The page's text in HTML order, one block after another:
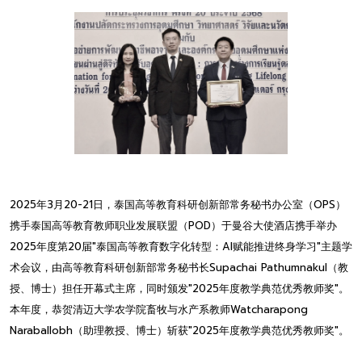
2025年3月20-21日，泰国高等教育科研创新部常务秘书办公室（OPS）
携手泰国高等教育教师职业发展联盟（POD）于曼谷大使酒店携手举办
2025年度第20届"泰国高等教育数字化转型：AI赋能推进终身学习"主题学
术会议，由高等教育科研创新部常务秘书长Supachai Pathumnakul（教
授、博士）担任开幕式主席，同时颁发"2025年度教学典范优秀教师奖"。
本年度，恭贺清迈大学农学院畜牧与水产系教师Watcharapong
Naraballobh（助理教授、博士）斩获"2025年度教学典范优秀教师奖"。